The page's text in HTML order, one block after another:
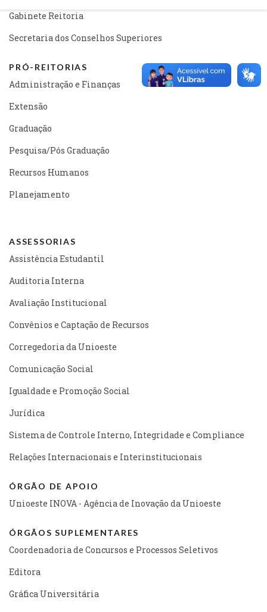
Gabinete Reitoria
Secretaria dos Conselhos Superiores
PRÓ-REITORIAS
Administração e Finanças
Extensão
Graduação
Pesquisa/Pós Graduação
Recursos Humanos
Planejamento
ASSESSORIAS
Assistência Estudantil
Auditoria Interna
Avaliação Institucional
Convênios e Captação de Recursos
Corregedoria da Unioeste
Comunicação Social
Igualdade e Promoção Social
Jurídica
Sistema de Controle Interno, Integridade e Compliance
Relações Internacionais e Interinstitucionais
ÓRGÃO DE APOIO
Unioeste INOVA - Agência de Inovação da Unioeste
ÓRGÃOS SUPLEMENTARES
Coordenadoria de Concursos e Processos Seletivos
Editora
Gráfica Universitária